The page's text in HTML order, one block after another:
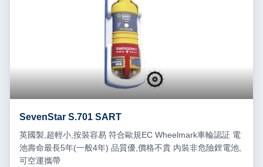
SevenStar S.701 SART
英國製,超輕小,按裝容易 符合歐規EC Wheelmark車輪認証 電
池壽命最長5年(一般4年) 品質優,價格不貴 內裝非危險鋰電池,
可空運攜帶